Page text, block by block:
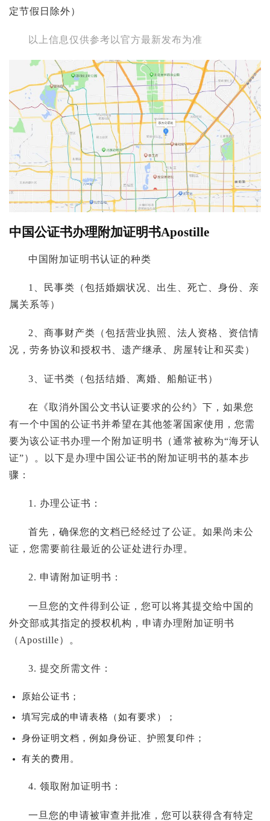
定节假日除外）
以上信息仅供参考以官方最新发布为准
中国公证书办理附加证明书Apostille
中国附加证明书认证的种类
1、民事类（包括婚姻状况、出生、死亡、身份、亲
属关系等）
2、商事财产类（包括营业执照、法人资格、资信情
况，劳务协议和授权书、遗产继承、房屋转让和买卖）
3、证书类（包括结婚、离婚、船舶证书）
在《取消外国公文书认证要求的公约》下，如果您
有一个中国的公证书并希望在其他签署国家使用，您需
要为该公证书办理一个附加证明书（通常被称为“海牙认
证”）。以下是办理中国公证书的附加证明书的基本步
骤：
1. 办理公证书：
首先，确保您的文档已经经过了公证。如果尚未公
证，您需要前往最近的公证处进行办理。
2. 申请附加证明书：
一旦您的文件得到公证，您可以将其提交给中国的
外交部或其指定的授权机构，申请办理附加证明书
（Apostille）。
3. 提交所需文件：
原始公证书；
填写完成的申请表格（如有要求）；
身份证明文档，例如身份证、护照复印件；
有关的费用。
4. 领取附加证明书：
一旦您的申请被审查并批准，您可以获得含有特定